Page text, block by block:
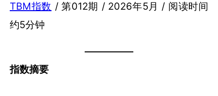
TBM指数 / 第012期 / 2026年5月 / 阅读时间
约5分钟
指数摘要